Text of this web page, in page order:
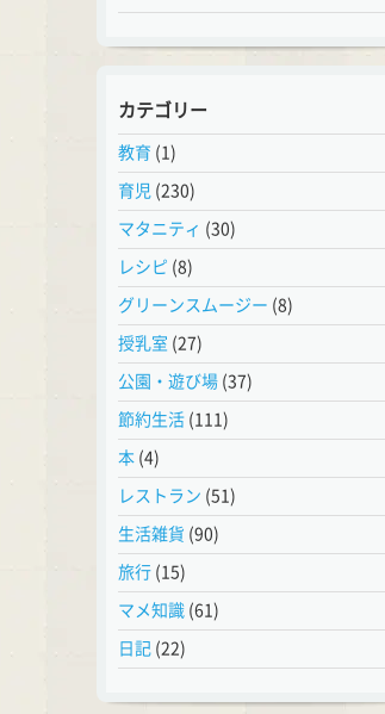
カテゴリー
教育 (1)
育児 (230)
マタニティ (30)
レシピ (8)
グリーンスムージー (8)
授乳室 (27)
公園・遊び場 (37)
節約生活 (111)
本 (4)
レストラン (51)
生活雑貨 (90)
旅行 (15)
マメ知識 (61)
日記 (22)